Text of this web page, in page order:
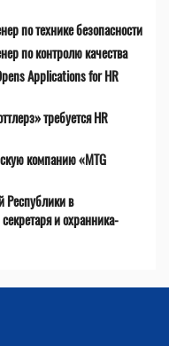
по технике безопасности
по контролю качества
Applications for HR
требуется HR
компанию «MTG
Республики в
и охранника-